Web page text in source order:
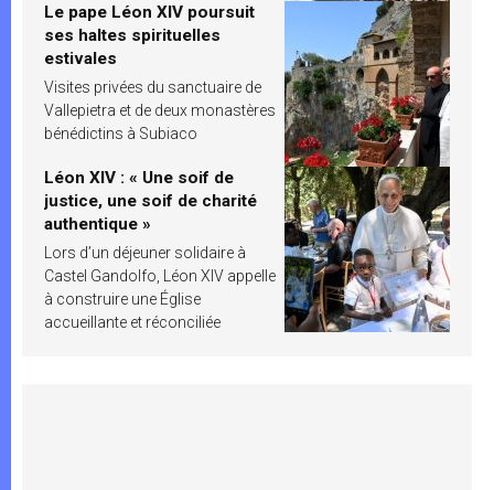
Le pape Léon XIV poursuit
ses haltes spirituelles
estivales
Visites privées du sanctuaire de
Vallepietra et de deux monastères
bénédictins à Subiaco
Léon XIV : « Une soif de
justice, une soif de charité
authentique »
Lors d’un déjeuner solidaire à
Castel Gandolfo, Léon XIV appelle
à construire une Église
accueillante et réconciliée